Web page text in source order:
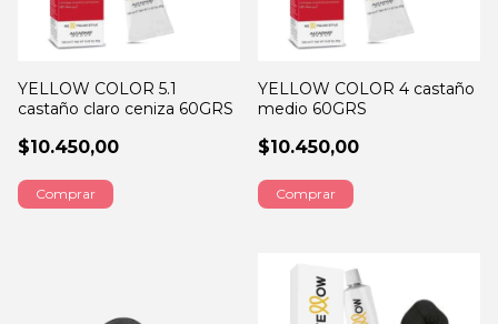
YELLOW COLOR 5.1
castaño claro ceniza 60GRS
$10.450,00
YELLOW COLOR 4 castaño
medio 60GRS
$10.450,00